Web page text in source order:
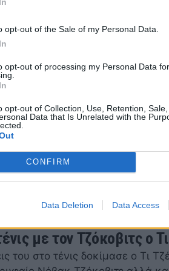
opt-out of the Sale of my Personal Data.
opt-out of processing my Personal Data
opt-out of Collection, Use, Retention,
Data that Is Unrelated with the
CONFIRM
Data Deletion Data Access
κόντρα στον Ζοάο
12:23
εκκινεί με τους
να ξεχωρίζουν στην πρώτη
με τον Τζόκοβιτς ο
του στο τένις δοκίμασε ο Τι